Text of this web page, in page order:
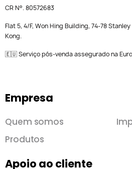
CR N°. 80572683
Flat 5, 4/F, Won Hing Building, 74-78
Kong.
🇪🇺 Serviço pós-venda assegurado na
Empresa
Quem somos
Produtos
Apoio ao cliente